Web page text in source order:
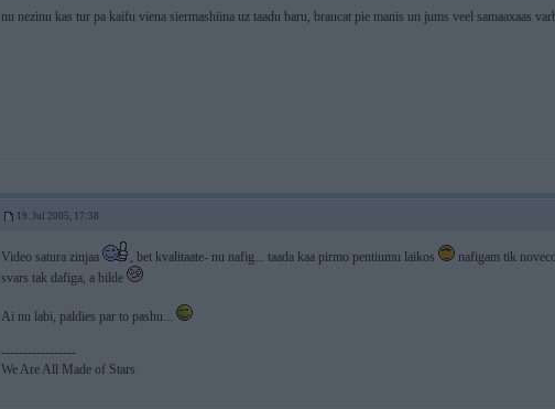
nu nezinu kas tur pa kaifu viena siermashiina uz taadu baru, braucat pie manis un jums veel samaaxaas
19. Jul 2005, 17:38
Video satura zinjaa , bet kvalitaate- nu nafig... taada kaa pirmo pentiumu laikos
nafigam tik
svars tak dafiga, a bilde
Ai nu labi, paldies par to pashu...
-----------------
We Are All Made of Stars